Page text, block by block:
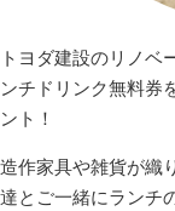
トヨダ建設のリノベ
ンチドリンク無料券
ント！
造作家具や雑貨が織
達とご一緒にランチ